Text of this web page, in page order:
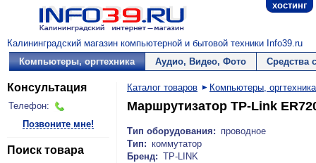
хостинг
Калининградский магазин компьютерной и бытовой техники Info39.ru
Компьютеры, оргтехника
Аудио, Видео, Фото Средства
Консультация
Телефон:
Позвоните мне!
Поиск товара
Каталог товаров Компьютеры, оргтехника
Маршрутизатор TP-Link
Тип оборудования: проводное
Тип: коммутатор
Бренд: TP-LINK